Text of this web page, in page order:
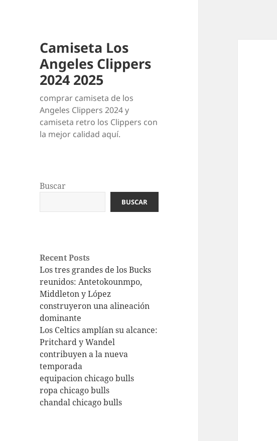
Camiseta Los
Angeles Clippers
2024 2025
comprar camiseta de los
Angeles Clippers 2024 y
camiseta retro los Clippers con
la mejor calidad aquí.
Buscar
BUSCAR
Recent Posts
Los tres grandes de los Bucks
reunidos: Antetokounmpo,
Middleton y López
construyeron una alineación
dominante
Los Celtics amplían su alcance:
Pritchard y Wandel
contribuyen a la nueva
temporada
equipacion chicago bulls
ropa chicago bulls
chandal chicago bulls